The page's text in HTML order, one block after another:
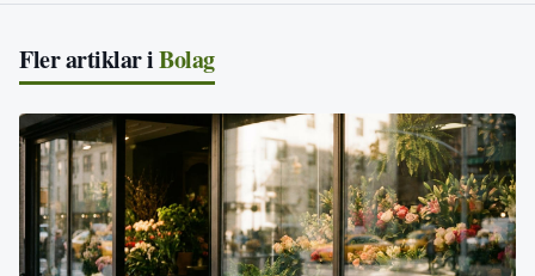
Fler artiklar iBolag